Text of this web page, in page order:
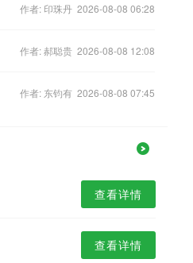
作者: 印珠丹 2026-08-08 06:28
作者: 郝聪贵 2026-08-08 12:08
作者: 东钧有 2026-08-08 07:45
查看详情
查看详情